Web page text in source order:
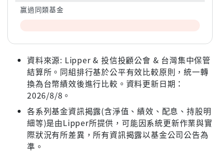
贏過同類基金
資料來源: Lipper & 投信投顧公會 & 台灣集中保管
結算所。同組排行基於公平有效比較原則，統一轉
換為台幣績效後進行比較。資料更新日期：
2026/8/8。
各系列基金資訊揭露(含淨值、績效、配息、持股明
細等)是由Lipper所提供，可能因系統更新作業與實
際狀況有所差異，所有資訊揭露以基金公司公告為
準。